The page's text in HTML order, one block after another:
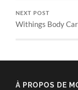
NEXT POST
Withings Body
À PROPOS DE